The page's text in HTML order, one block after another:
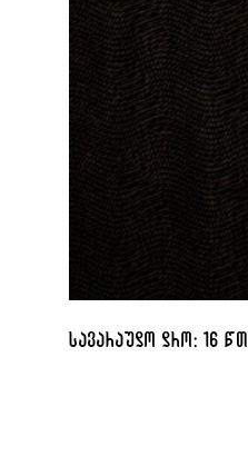
სავარაუდო დრო: 16 წთ